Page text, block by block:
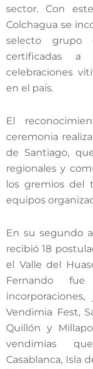
sector. Con
Colchagua se
selecto
certificadas
celebraciones
en el país.
El
ceremonia
de Santiago,
regionales y
los gremios del
equipos
En su segundo
recibió 18
el Valle del
Fernando
Vendimia Fest,
Quillón y
vendimias
Casablanca, Isla